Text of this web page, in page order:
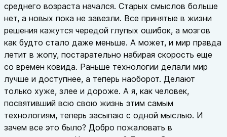
среднего возраста начался. Старых смыслов больше
нет, а новых пока не завезли. Все принятые в жизни
решения кажутся чередой глупых ошибок, а мозгов
как будто стало даже меньше. А может, и мир правда
летит в жопу, постарательно набирая скорость еще
со времен ковида. Раньше технологии делали мир
лучше и доступнее, а теперь наоборот. Делают
только хуже, злее и дороже. А я, как человек,
посвятивший всю свою жизнь этим самым
технологиям, теперь засыпаю с одной мыслью. И
зачем все это было? Добро пожаловать в